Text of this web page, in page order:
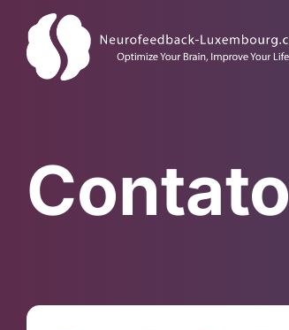
Contato